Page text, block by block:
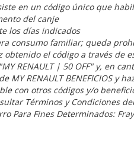
en un código único que
del canje
los días indicados
consumo familiar; queda
obtenido el código a través de
RENAULT | 50 OFF" y, en
MY RENAULT BENEFICIOS
con otros códigos y/o
Términos y Condiciones
Para Fines Determinados: